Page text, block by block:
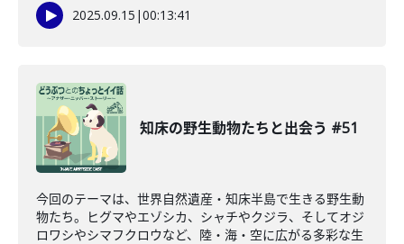
2025.09.15 |00:13:41
知床の野生動物たちと出会う #51
今回のテーマは、世界自然遺産・知床半島で生きる野生動
物たち。ヒグマやエゾシカ、シャチやクジラ、そしてオジ
ロワシやシマフクロウなど、陸・海・空に広がる多彩な生